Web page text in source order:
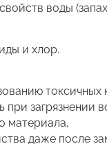
воды
и хлор.
токсичных
при загрязнении
материала,
даже после